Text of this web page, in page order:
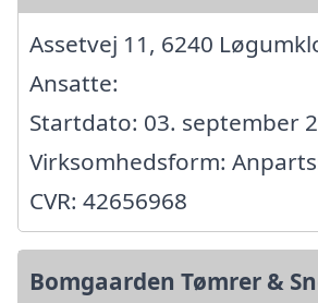
Assetvej 11, 6240
Ansatte:
Startdato: 03. september
Virksomhedsform:
CVR: 42656968
Bomgaarden Tømrer &